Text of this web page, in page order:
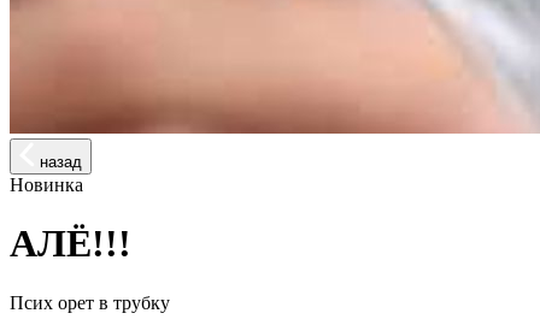
назад
Новинка
АЛЁ!!!
Псих орет в трубку